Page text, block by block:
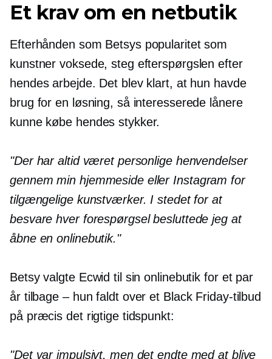
Et krav om en netbutik
Efterhånden som Betsys popularitet som
kunstner voksede, steg efterspørgslen efter
hendes arbejde. Det blev klart, at hun havde
brug for en løsning, så interesserede lånere
kunne købe hendes stykker.
"Der har altid været personlige henvendelser
gennem min hjemmeside eller Instagram for
tilgængelige kunstværker. I stedet for at
besvare hver forespørgsel besluttede jeg at
åbne en onlinebutik."
Betsy valgte Ecwid til sin onlinebutik for et par
år tilbage – hun faldt over et Black Friday-tilbud
på præcis det rigtige tidspunkt:
"Det var impulsivt, men det endte med at blive